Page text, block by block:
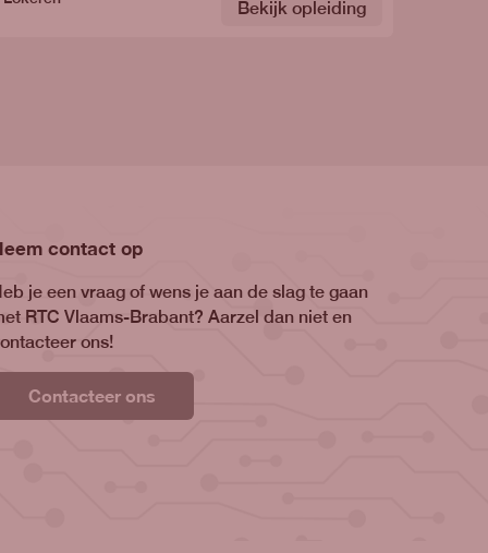
Bekijk opleiding
contact op
je een vraag of wens je aan de slag te gaan
RTC Vlaams-Brabant? Aarzel dan niet en
ons!
Contacteer ons